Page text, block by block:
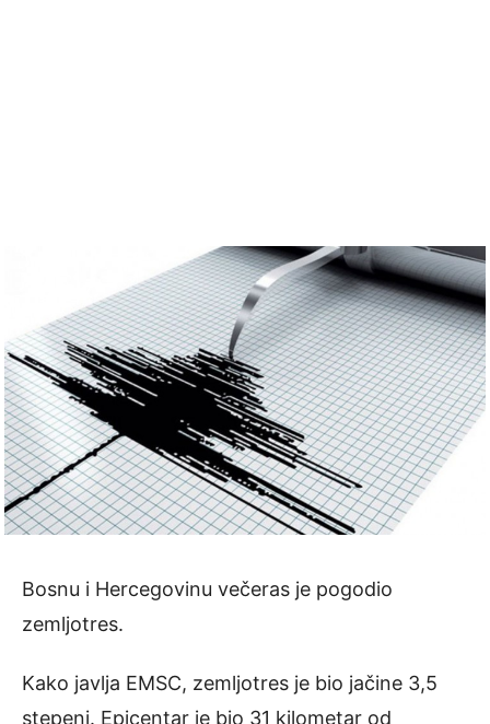
Bosnu i Hercegovinu večeras je pogodio
zemljotres.
Kako javlja EMSC, zemljotres je bio jačine 3,5
stepeni. Epicentar je bio 31 kilometar od